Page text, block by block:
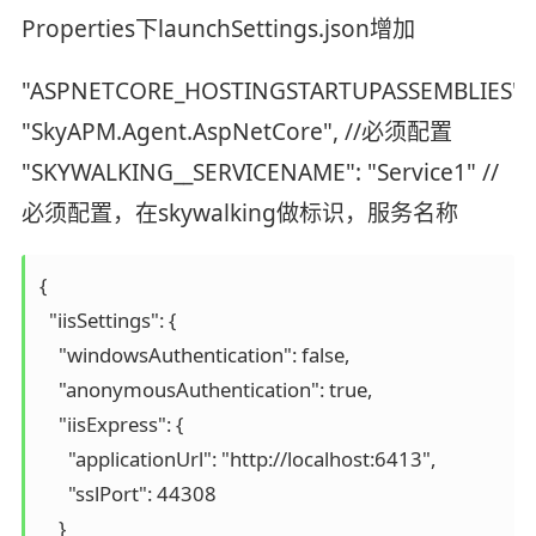
Properties下launchSettings.json增加
"ASPNETCORE_HOSTINGSTARTUPASSEMBLIES":
"SkyAPM.Agent.AspNetCore", //必须配置
"SKYWALKING__SERVICENAME": "Service1" //
必须配置，在skywalking做标识，服务名称
{
  "iisSettings": {
    "windowsAuthentication": false,
    "anonymousAuthentication": true,
    "iisExpress": {
      "applicationUrl": "http://localhost:6413",
      "sslPort": 44308
    }